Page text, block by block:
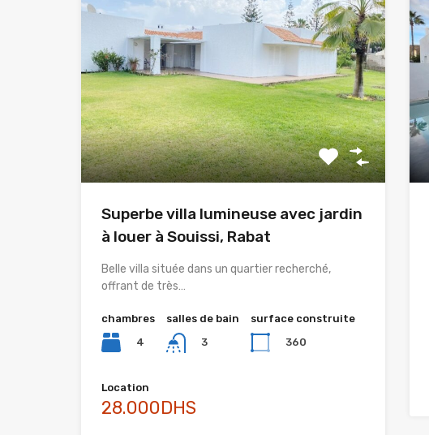
Superbe villa lumineuse avec jardin
à louer à Souissi, Rabat
Belle villa située dans un quartier recherché,
offrant de très…
chambres
4
salles de bain
3
surface construite
360
Location
28.000DHS